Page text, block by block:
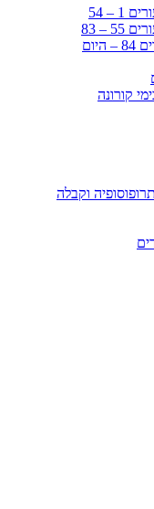
– 54
– 83
קורונה
וקבלה